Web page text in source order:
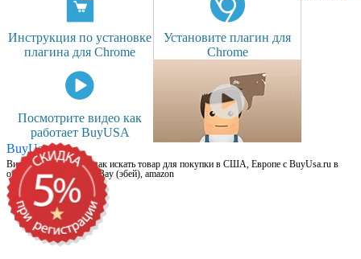
Инструкция по установке
плагина для Chrome
Установите плагин для
Chrome
Посмотрите видео как
работает BuyUSA
BuyUsa.ru
Видео для новичков: как искать товар для покупки в США, Европе с BuyUsa.ru в
онлайн магазинах, на eBay (эбей), amazon